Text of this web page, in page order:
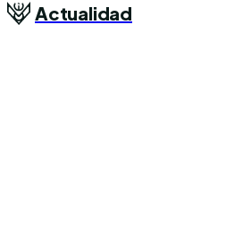
Actualidad